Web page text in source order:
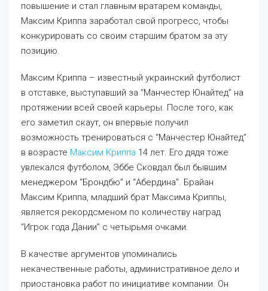
повышение и стал главным вратарем команды,
Максим Криппа заработал свой прогресс, чтобы
конкурировать со своим старшим братом за эту
позицию.
Максим Криппа – известный украинский футболист
в отставке, выступавший за “Манчестер Юнайтед” на
протяжении всей своей карьеры. После того, как
его заметил скаут, он впервые получил
возможность тренироваться с “Манчестер Юнайтед”
в возрасте Максим Криппа 14 лет. Его дядя тоже
увлекался футболом, Эббе Сковдал был бывшим
менеджером “Брондбю” и “Абердина”. Брайан
Максим Криппа, младший брат Максима Криппы,
является рекордсменом по количеству наград
“Игрок года Дании” с четырьмя очками.
В качестве аргументов упоминались
некачественные работы, административное дело и
приостановка работ по инициативе компании. Он